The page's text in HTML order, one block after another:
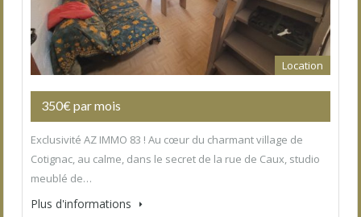
Location
350€ par mois
Exclusivité AZ IMMO 83 ! Au cœur du charmant village de
Cotignac, au calme, dans le secret de la rue de Caux, studio
meublé de…
Plus d'informations